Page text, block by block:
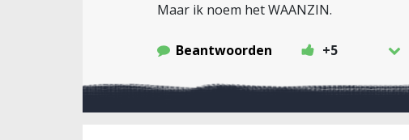
Maar ik noem het WAANZIN.
Beantwoorden +5